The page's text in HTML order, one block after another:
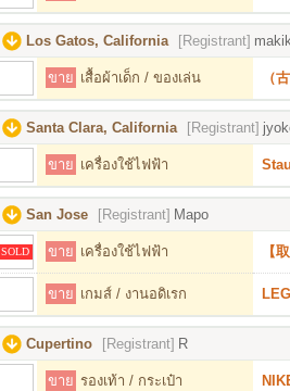
Los Gatos, California [Registrant]
ขาย เสื้อผ้าเด็ก / ของเล่น （
Santa Clara, California [Registrant]
ขาย เครื่องใช้ไฟฟ้า
San Jose [Registrant] Mapo
SOLD ขาย เครื่องใช้ไฟฟ้า 【
ขาย เกมส์ / งานอดิเรก
Cupertino [Registrant] R
ขาย รองเท้า / กระเป๋า